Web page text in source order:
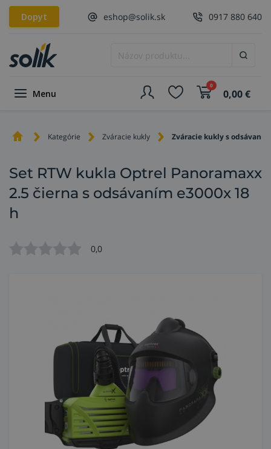
Dopyt eshop@solik.sk 0917 880 640
Menu
0
0,00€
Kategórie Zváracie kukly Zváracie kukly s odsávaním
Set RTW kukla Optrel Panoramaxx
2.5 čierna s odsávaním e3000x 18
h
0,0